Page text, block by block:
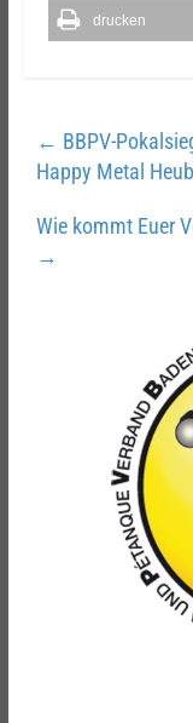
drucken
← BBPV-
Happy Metal
Wie kommt Euer
→